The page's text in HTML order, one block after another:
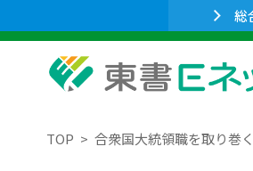
総
TOP 合衆国大統領職を取り巻